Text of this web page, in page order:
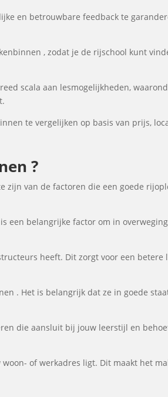
en betrouwbare feedback te
, zodat je de rijschool kunt
scala aan lesmogelijkheden,
te vergelijken op basis van prijs,
?
van de factoren die een goede
een belangrijke factor om in
heeft. Dit zorgt voor een betere
. Het is belangrijk dat ze in goede
die aansluit bij jouw leerstijl en
of werkadres ligt. Dit maakt het